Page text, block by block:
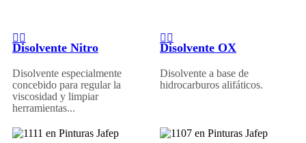
Disolvente Nitro
Disolvente especialmente
concebido para regular la
viscosidad y limpiar
herramientas...
Disolvente OX
Disolvente a base de
hidrocarburos alifáticos.